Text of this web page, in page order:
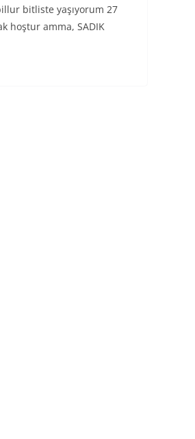
bitliste yaşıyorum 27
hoştur amma, SADIK